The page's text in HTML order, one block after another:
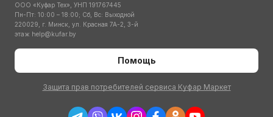
ООО «Куфар Тех», УНП 191767445
Пн-Пт: 10:00 – 18:00; Сб, Вс: Выходной
220029, г. Минск, ул. Красная 7А-2, 3-й
этаж help@kufar.by
Помощь
Защита прав потребителей сервиса Куфар Маркет